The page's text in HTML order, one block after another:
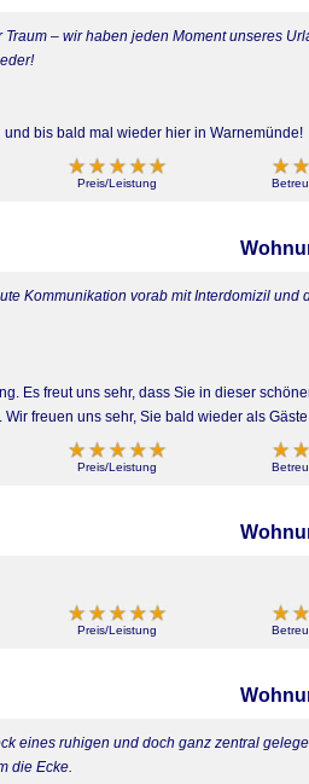
– wir haben jeden Moment unseres
bis bald mal wieder hier in Warnemünde!
Preis/Leistung
Kommunikation vorab mit Interdomizil und
Es freut uns sehr, dass Sie in dieser
freuen uns sehr, Sie bald wieder als
Preis/Leistung
Preis/Leistung
eines ruhigen und doch ganz zentral
die Ecke.